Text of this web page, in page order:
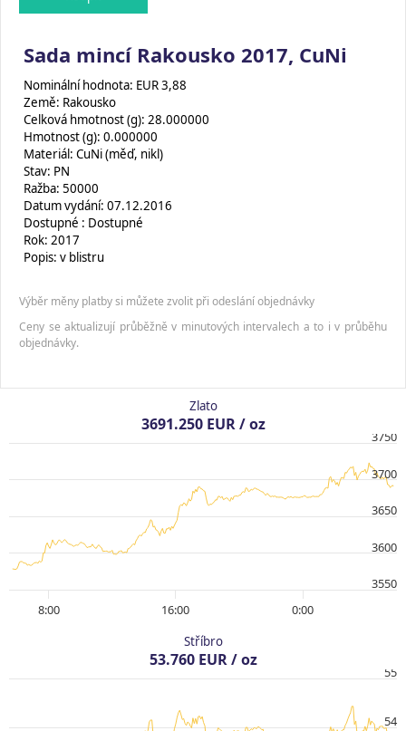
Sada mincí Rakousko 2017, CuNi
Nominální hodnota: EUR 3,88
Země: Rakousko
Celková hmotnost (g): 28.000000
Hmotnost (g): 0.000000
Materiál: CuNi (měď, nikl)
Stav: PN
Ražba: 50000
Datum vydání: 07.12.2016
Dostupné : Dostupné
Rok: 2017
Popis: v blistru
Výběr měny platby si můžete zvolit při odeslání objednávky
Ceny se aktualizují průběžně v minutových intervalech a to i v průběhu
objednávky.
Zlato
3691.250 EUR / oz
8:00 16:00 0:00
3550
3600
3650
3700
3750
Stříbro
53.760 EUR / oz
54
55